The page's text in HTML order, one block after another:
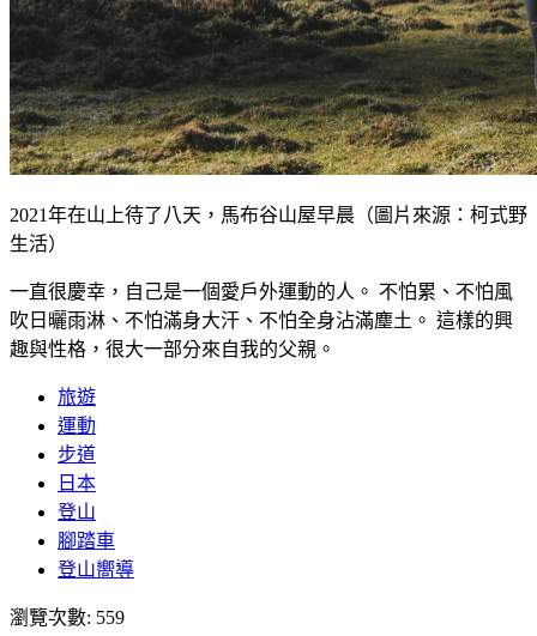
2021年在山上待了八天，馬布谷山屋早晨（圖片來源：柯式野
生活）
一直很慶幸，自己是一個愛戶外運動的人。 不怕累、不怕風
吹日曬雨淋、不怕滿身大汗、不怕全身沾滿塵土。 這樣的興
趣與性格，很大一部分來自我的父親。
旅遊
運動
步道
日本
登山
腳踏車
登山嚮導
瀏覽次數: 559